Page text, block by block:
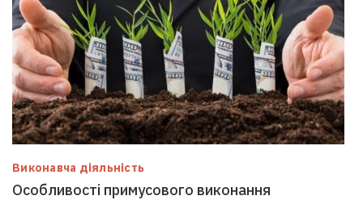
Виконавча діяльність
Особливості примусового виконання